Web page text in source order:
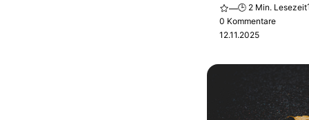
—🕒 2 Min. Lesezeit
0 Kommentare
12.11.2025